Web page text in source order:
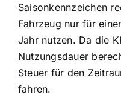
Saisonkennzeichen
Fahrzeug nur für
Jahr nutzen. Da die
Nutzungsdauer
Steuer für den
fahren.